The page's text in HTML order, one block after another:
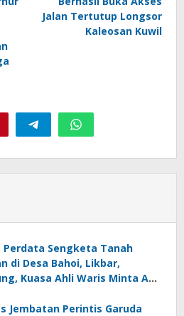
Jalan Tertutup Longsor
Kaleosan Kuwil
Perdata Sengketa Tanah
di Desa Bahoi, Likbar,
Kuasa Ahli Waris Minta APH
Dandes
Jembatan Perintis Garuda